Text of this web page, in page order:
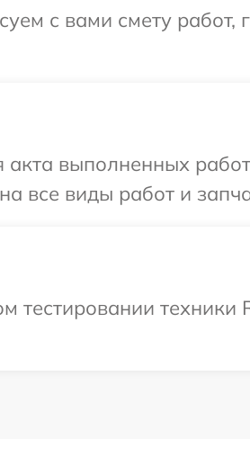
с вами смету
выполненных
все виды работ и
техники